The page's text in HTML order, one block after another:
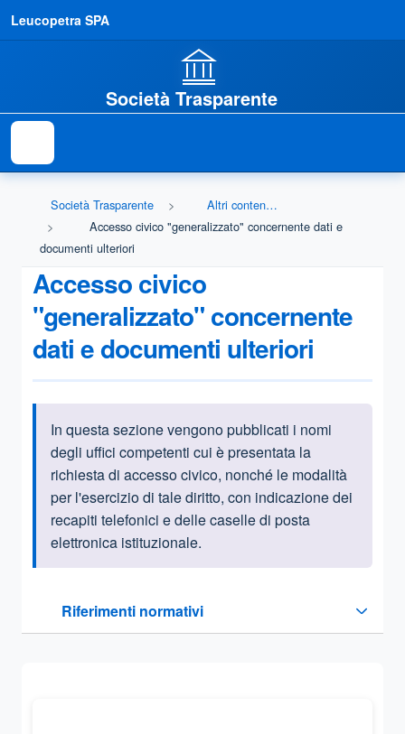
Leucopetra SPA
Società Trasparente
Società Trasparente
Altri contenuti - Accesso civico
Accesso civico "generalizzato" concernente dati e
documenti ulteriori
Accesso civico
"generalizzato" concernente
dati e documenti ulteriori
Informazioni introduttive
In questa sezione vengono pubblicati i nomi
degli uffici competenti cui è presentata la
richiesta di accesso civico, nonché le modalità
per l'esercizio di tale diritto, con indicazione dei
recapiti telefonici e delle caselle di posta
elettronica istituzionale.
Riferimenti normativi
Sezione compressa